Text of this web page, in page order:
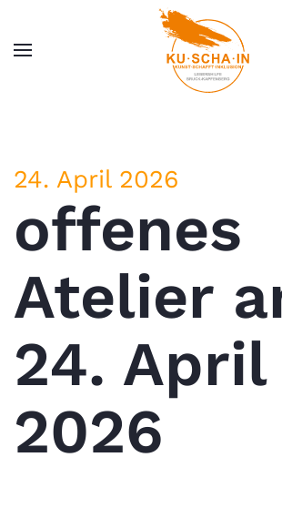
Zum Hauptinhalt springen
24. April 2026
offenes
Atelier
24. April
2026